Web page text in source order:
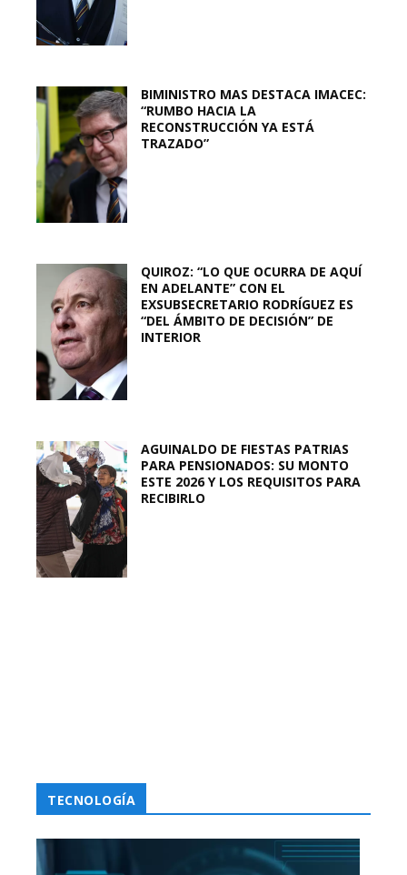
BIMINISTRO MAS DESTACA IMACEC:
“RUMBO HACIA LA
RECONSTRUCCIÓN YA ESTÁ
TRAZADO”
QUIROZ: “LO QUE OCURRA DE AQUÍ
EN ADELANTE” CON EL
EXSUBSECRETARIO RODRÍGUEZ ES
“DEL ÁMBITO DE DECISIÓN” DE
INTERIOR
AGUINALDO DE FIESTAS PATRIAS
PARA PENSIONADOS: SU MONTO
ESTE 2026 Y LOS REQUISITOS PARA
RECIBIRLO
TECNOLOGÍA